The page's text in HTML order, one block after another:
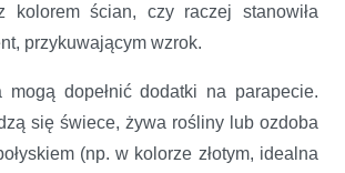
kolorem ścian, czy raczej stanowiła
przykuwającym wzrok.
mogą dopełnić dodatki na parapecie.
się świece, żywa rośliny lub ozdoba
(np. w kolorze złotym, idealna